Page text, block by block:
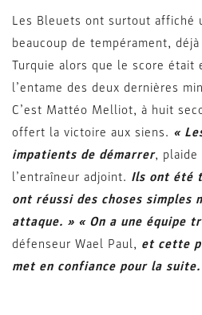
Les Bleuets ont surtout affiché
beaucoup de tempérament,
Turquie alors que le score était
l’entame des deux dernières
C’est Mattéo Melliot, à huit
offert la victoire aux siens. «
impatients de démarrer, plaide
l’entraîneur adjoint. Ils ont été
ont réussi des choses simples
attaque. » « On a une équipe
défenseur Wael Paul, et cette
met en confiance pour la